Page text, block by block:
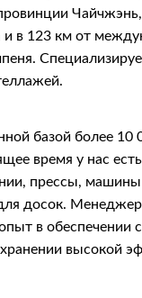
в 123 км от
базой более 10
время у нас
прессы, машины
досок. Менеджер
в обеспечении
высокой